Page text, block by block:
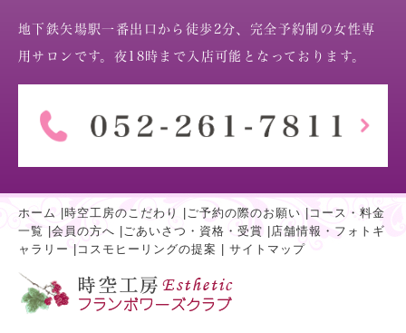
地下鉄矢場駅一番出口から徒歩2分、完全予約制の女性専
用サロンです。夜18時まで入店可能となっております。
ホーム 時空工房のこだわり ご予約の際のお願い
コース・料金
一覧
会員の方へ ごあいさつ・資格・受賞
店舗情報・フォトギ
ャラリー
コスモヒーリングの提案 サイトマップ